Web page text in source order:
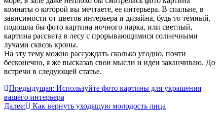
комнаты о которой вы мечтаете, ее интерьера. В спальне, в
зависимости от цветов интерьера и дизайна, будь то темный,
подошла бы фото картина ночного парка, или светлый,
картина рассвета в лесу с прорывающимися солнечными
лучами сквозь кроны.
На эту тему можно рассуждать сколько угодно, почти
бесконечно, я же высказав свои мысли и идеи заканчиваю. До
встречи в следующей статье.
Навигация
по
Предыдущая: Используйте фото картины для украшения
вашего интерьера
Далее:
Как вернуть уходящую молодость лица